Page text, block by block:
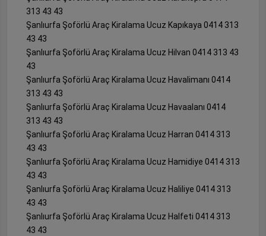
313 43 43
Şanlıurfa Şoförlü Araç Kiralama Ucuz Kapıkaya 0414 313
43 43
Şanlıurfa Şoförlü Araç Kiralama Ucuz Hilvan 0414 313 43
43
Şanlıurfa Şoförlü Araç Kiralama Ucuz Havalimanı 0414
313 43 43
Şanlıurfa Şoförlü Araç Kiralama Ucuz Havaalanı 0414
313 43 43
Şanlıurfa Şoförlü Araç Kiralama Ucuz Harran 0414 313
43 43
Şanlıurfa Şoförlü Araç Kiralama Ucuz Hamidiye 0414 313
43 43
Şanlıurfa Şoförlü Araç Kiralama Ucuz Haliliye 0414 313
43 43
Şanlıurfa Şoförlü Araç Kiralama Ucuz Halfeti 0414 313
43 43